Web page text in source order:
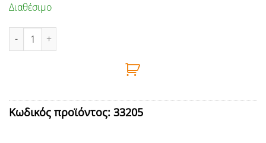
Διαθέσιμο
ΚΛΕΙΔΑΡΙΑ ΓΛΩΣΣΟΥ 20mm ΧΩΡΙΣ ΚΥΛΙΝΔΡΟ CISA ποσότητα
Κωδικός προϊόντος: 33205